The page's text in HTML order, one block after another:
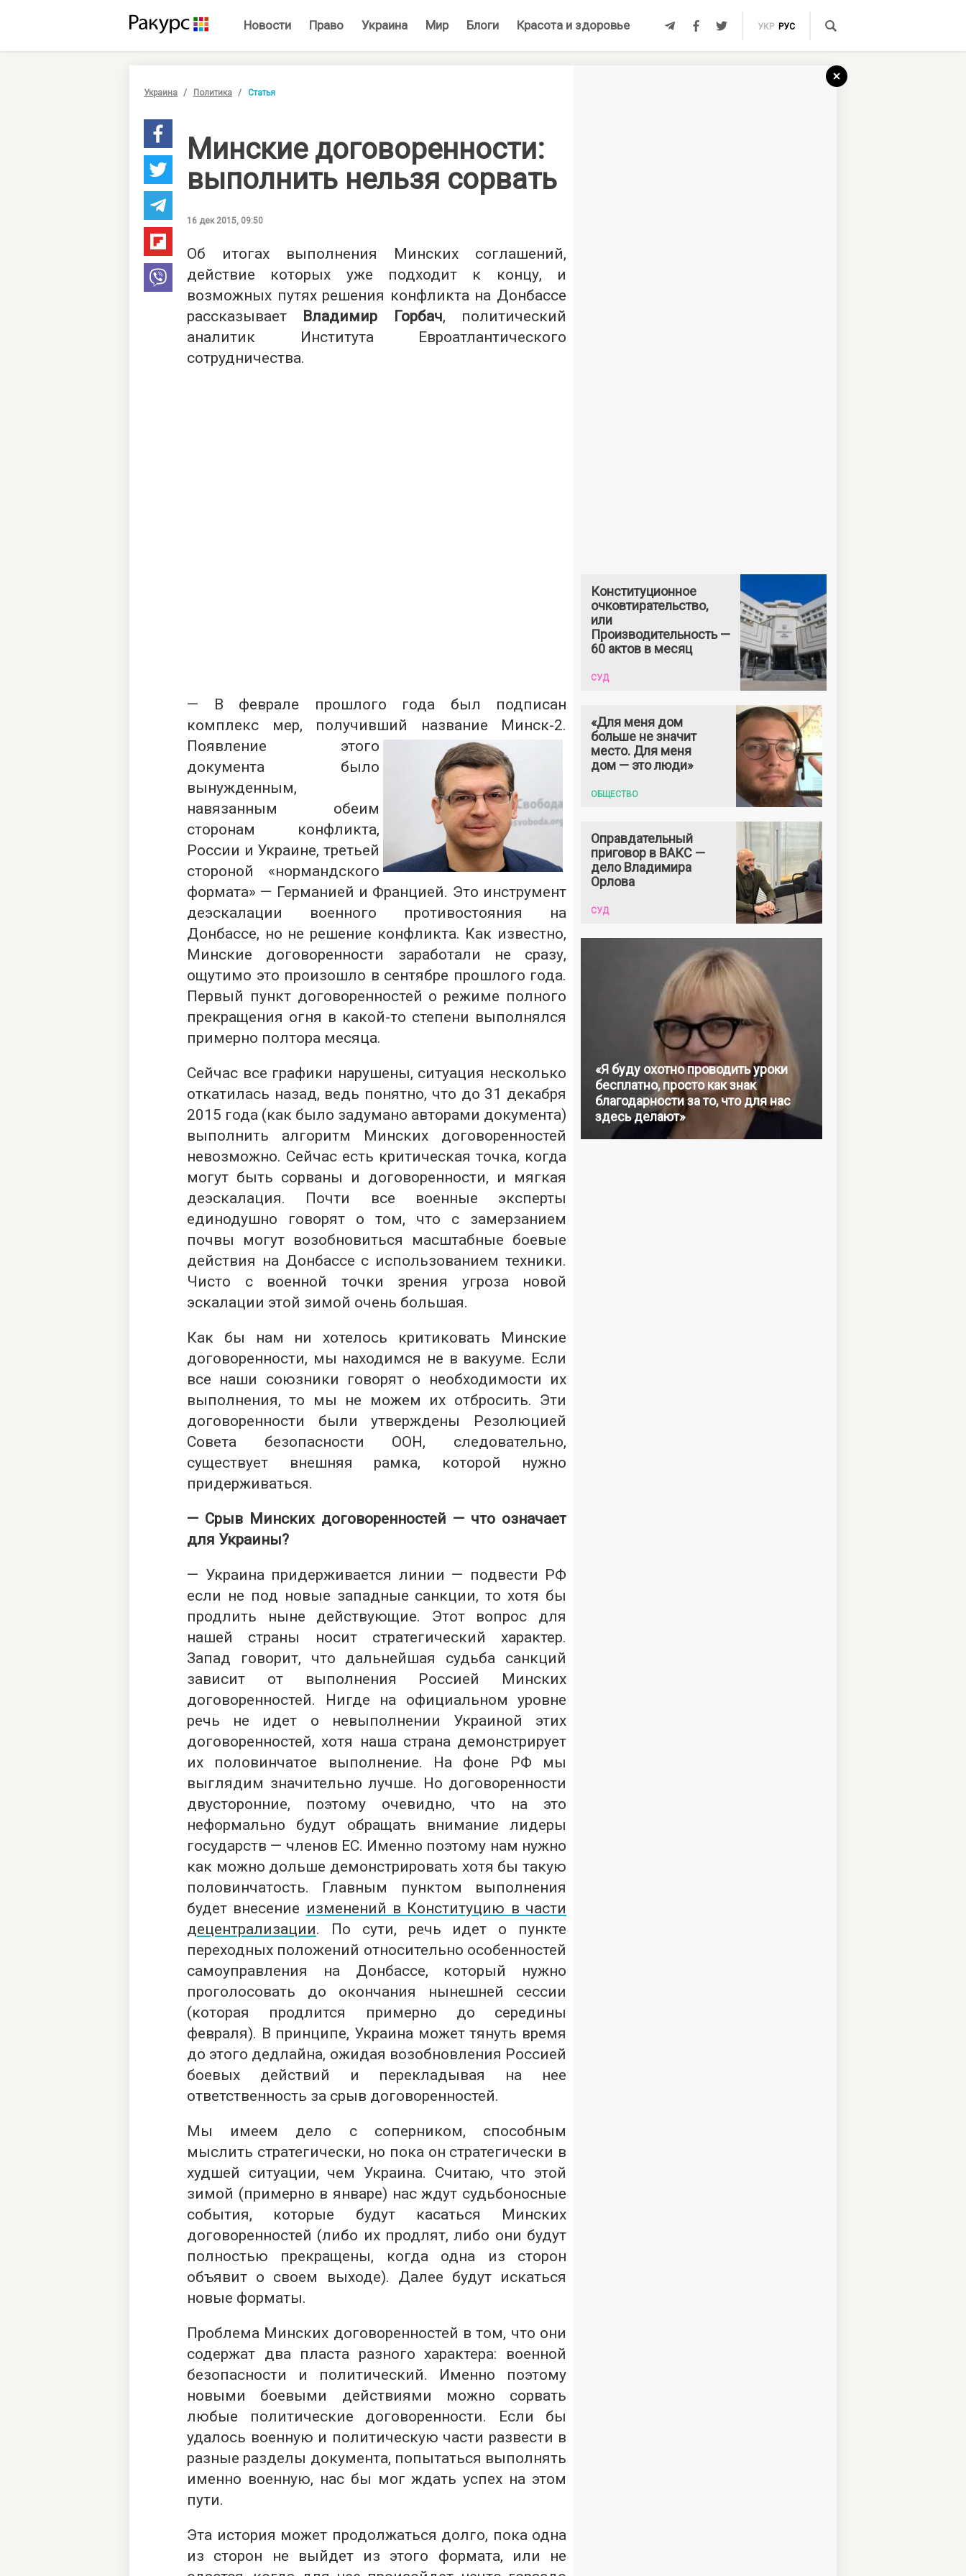
Новости Право Украина Мир Блоги Красота и здоровье УКР РУС
Украина Политика Статья
Минские договоренности:
выполнить нельзя сорвать
16 дек 2015, 09:50
Об итогах выполнения Минских соглашений,
действие которых уже подходит к концу, и
возможных путях решения конфликта на Донбассе
рассказывает Владимир Горбач, политический
аналитик Института Евроатлантического
сотрудничества.
— В феврале прошлого года был подписан
комплекс мер, получивший название Минск-2.
Появление этого
документа было
вынужденным,
навязанным обеим
сторонам конфликта,
России и Украине, третьей
стороной «нормандского
формата» — Германией и Францией. Это инструмент
деэскалации военного противостояния на
Донбассе, но не решение конфликта. Как известно,
Минские договоренности заработали не сразу,
ощутимо это произошло в сентябре прошлого года.
Первый пункт договоренностей о режиме полного
прекращения огня в какой-то степени выполнялся
примерно полтора месяца.
Сейчас все графики нарушены, ситуация несколько
откатилась назад, ведь понятно, что до 31 декабря
2015 года (как было задумано авторами документа)
выполнить алгоритм Минских договоренностей
невозможно. Сейчас есть критическая точка, когда
могут быть сорваны и договоренности, и мягкая
деэскалация. Почти все военные эксперты
единодушно говорят о том, что с замерзанием
почвы могут возобновиться масштабные боевые
действия на Донбассе с использованием техники.
Чисто с военной точки зрения угроза новой
эскалации этой зимой очень большая.
Как бы нам ни хотелось критиковать Минские
договоренности, мы находимся не в вакууме. Если
все наши союзники говорят о необходимости их
выполнения, то мы не можем их отбросить. Эти
договоренности были утверждены Резолюцией
Совета безопасности ООН, следовательно,
существует внешняя рамка, которой нужно
придерживаться.
— Срыв Минских договоренностей — что означает
для Украины?
— Украина придерживается линии — подвести РФ
если не под новые западные санкции, то хотя бы
продлить ныне действующие. Этот вопрос для
нашей страны носит стратегический характер.
Запад говорит, что дальнейшая судьба санкций
зависит от выполнения Россией Минских
договоренностей. Нигде на официальном уровне
речь не идет о невыполнении Украиной этих
договоренностей, хотя наша страна демонстрирует
их половинчатое выполнение. На фоне РФ мы
выглядим значительно лучше. Но договоренности
двусторонние, поэтому очевидно, что на это
неформально будут обращать внимание лидеры
государств — членов ЕС. Именно поэтому нам нужно
как можно дольше демонстрировать хотя бы такую
половинчатость. Главным пунктом выполнения
будет внесение изменений в Конституцию в части
децентрализации. По сути, речь идет о пункте
переходных положений относительно особенностей
самоуправления на Донбассе, который нужно
проголосовать до окончания нынешней сессии
(которая продлится примерно до середины
февраля). В принципе, Украина может тянуть время
до этого дедлайна, ожидая возобновления Россией
боевых действий и перекладывая на нее
ответственность за срыв договоренностей.
Мы имеем дело с соперником, способным
мыслить стратегически, но пока он стратегически в
худшей ситуации, чем Украина. Считаю, что этой
зимой (примерно в январе) нас ждут судьбоносные
события, которые будут касаться Минских
договоренностей (либо их продлят, либо они будут
полностью прекращены, когда одна из сторон
объявит о своем выходе). Далее будут искаться
новые форматы.
Проблема Минских договоренностей в том, что они
содержат два пласта разного характера: военной
безопасности и политический. Именно поэтому
новыми боевыми действиями можно сорвать
любые политические договоренности. Если бы
удалось военную и политическую части развести в
разные разделы документа, попытаться выполнять
именно военную, нас бы мог ждать успех на этом
пути.
Эта история может продолжаться долго, пока одна
из сторон не выйдет из этого формата, или не
Конституционное
очковтирательство,
или
Производительность —
60 актов в месяц
СУД
«Для меня дом
больше не значит
место. Для меня
дом — это люди»
ОБЩЕСТВО
Оправдательный
приговор в ВАКС —
дело Владимира
Орлова
СУД
«Я буду охотно проводить уроки
бесплатно, просто как знак
благодарности за то, что для нас
здесь делают»